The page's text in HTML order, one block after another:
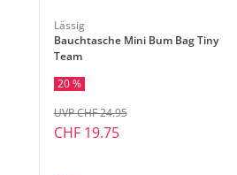
Lässig
Bauchtasche Mini Bum Bag Tiny
Team
20 %
CHF 19.75
UVP CHF 24.95